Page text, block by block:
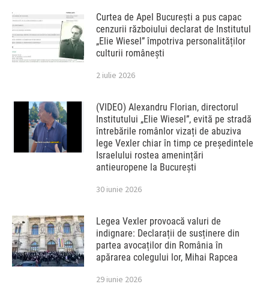
Curtea de Apel București a pus capac
cenzurii războiului declarat de Institutul
„Elie Wiesel” împotriva personalităților
culturii românești
2 iulie 2026
(VIDEO) Alexandru Florian, directorul
Institutului „Elie Wiesel”, evită pe stradă
întrebările românlor vizați de abuziva
lege Vexler chiar în timp ce președintele
Israelului rostea amenințări
antieuropene la București
30 iunie 2026
Legea Vexler provoacă valuri de
indignare: Declarații de susținere din
partea avocaților din România în
apărarea colegului lor, Mihai Rapcea
29 iunie 2026